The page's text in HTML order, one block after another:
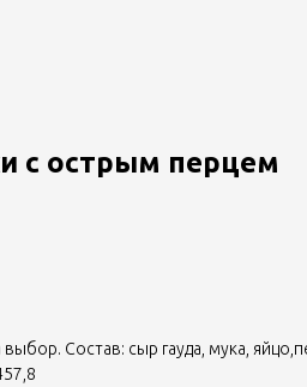
с острым перцем
Состав: сыр гауда, мука,